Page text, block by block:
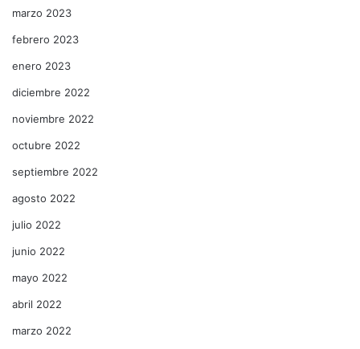
marzo 2023
febrero 2023
enero 2023
diciembre 2022
noviembre 2022
octubre 2022
septiembre 2022
agosto 2022
julio 2022
junio 2022
mayo 2022
abril 2022
marzo 2022